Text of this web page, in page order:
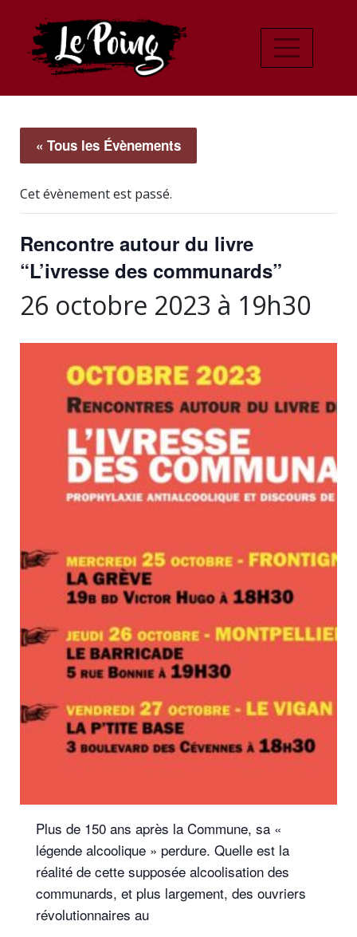
« Tous les Évènements
Cet évènement est passé.
Rencontre autour du livre
“L’ivresse des communards”
26 octobre 2023 à 19h30
Plus de 150 ans après la Commune, sa «
légende alcoolique » perdure. Quelle est la
réalité de cette supposée alcoolisation des
communards, et plus largement, des ouvriers
révolutionnaires au